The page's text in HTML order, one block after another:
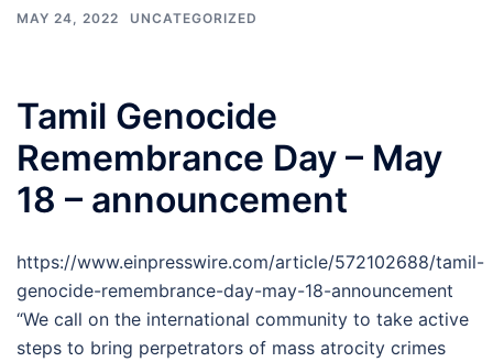
MAY 24, 2022 UNCATEGORIZED
Tamil Genocide
Remembrance Day – May
18 – announcement
https://www.einpresswire.com/article/572102688/tamil-
genocide-remembrance-day-may-18-announcement
“We call on the international community to take active
steps to bring perpetrators of mass atrocity crimes